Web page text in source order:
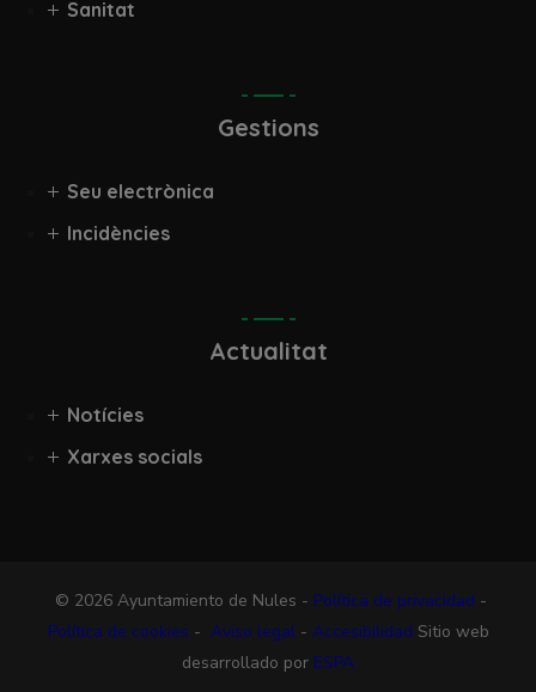
Sanitat
Gestions
Seu electrònica
Incidències
Actualitat
Notícies
Xarxes socials
© 2026 Ayuntamiento de Nules - Política de privacidad -
Política de cookies - Aviso legal- Accesibilidad Sitio web
desarrollado por ESPA